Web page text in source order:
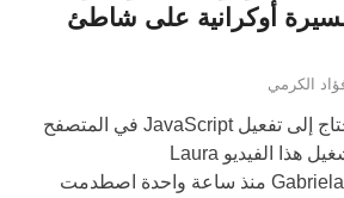
أوكرانية على شاطئ
الكرمي
لتشغيل هذا الفيديو تحتاج إلى تفعيل JavaScript في المتصفح
الخاص بك. لا يمكن تشغيل هذا الفيديو Laura
Gozzi و Gabriela Boccaccio منذ ساعة واحدة اصطدمت